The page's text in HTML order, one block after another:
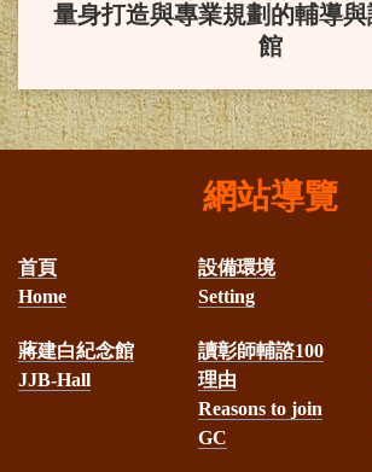
任線西國中)榮獲第22屆全
恭賀！本系林淑華老
校112年度新進教師執行國
本系謝麗紅老
珠老師、王翊涵老師與謝
師，榮獲本校112年度產學
量身打造與專業規劃的輔導
館
網站導覽
首頁
Home
設備環境
Setting
蔣建白紀念館
JJB-Hall
讀彰師輔諮100
理由
Reasons to join
GC